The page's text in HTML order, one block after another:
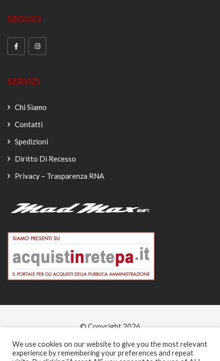
SEGUICI
SERVIZI
Chi Siamo
Contatti
Spedizioni
Diritto Di Recesso
Privacy – Trasparenza RNA
© Copyright 2026
-
We use cookies on our website to give you the most relevant
experience by remembering your preferences and repeat